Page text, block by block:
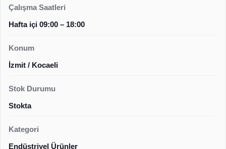
Çalışma Saatleri
Hafta içi 09:00 – 18:00
Konum
İzmit / Kocaeli
Stok Durumu
Stokta
Kategori
Endüstriyel Ürünler